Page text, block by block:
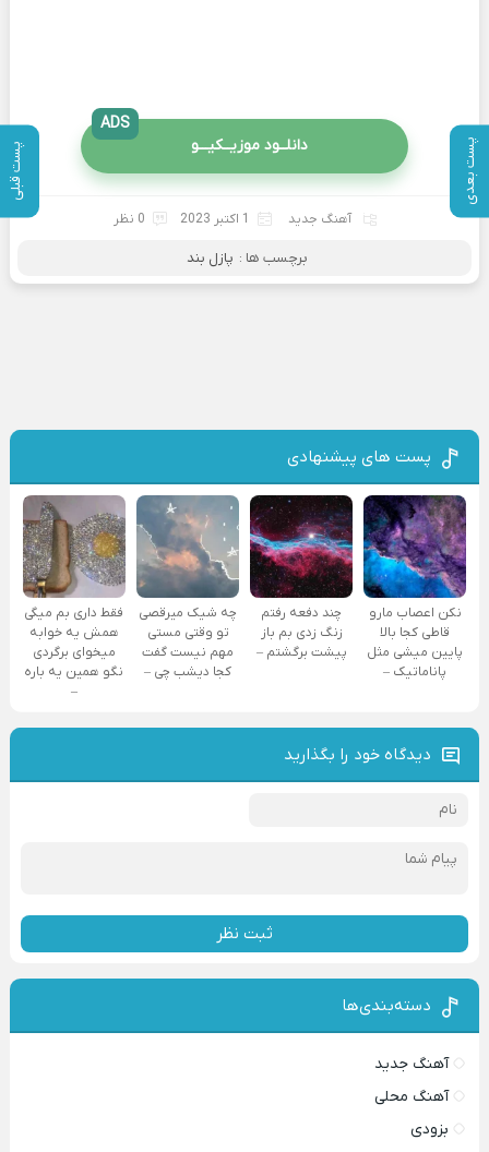
پست بعدی پست قبلی دانلــود موزیــکیـــو
ADS
آهنگ جدید 1 اکتبر 2023 0 نظر
برچسب ها : پازل بند
پست های پیشنهادی
نکن اعصاب مارو
قاطی کجا بالا
پایین میشی مثل
پاناماتیک –
چند دفعه رفتم
زنگ زدی بم باز
پیشت برگشتم –
چه شیک میرقصی
تو وقتی مستی
مهم نیست گفت
کجا دیشب چی –
فقط داری بم میگی
همش یه خوابه
میخوای برگردی
نگو همین یه باره
–
دیدگاه خود را بگذارید
ثبت نظر
دسته‌بندی‌ها
آهنگ جدید
آهنگ محلی
بزودی